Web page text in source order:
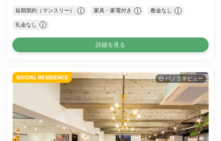
短期契約（マンスリー） 家具・家電付き 敷金なし
礼金なし
詳細を見る
SOCIAL RESIDENCE